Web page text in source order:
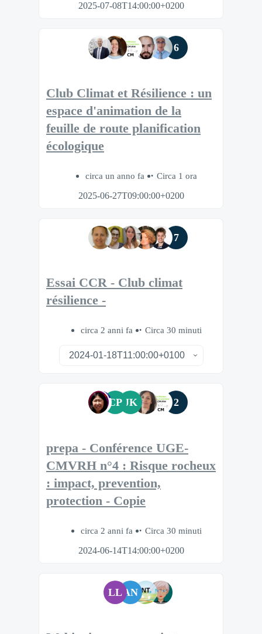
2025-07-08T14:00:00+0200
6
Club Climat et Résilience : un
espace d'animation de la
feuille de route planification
écologique
circa un anno fa
Circa 1 ora
2025-06-27T09:00:00+0200
7
Essai CCR - Club climat
résilience -
circa 2 anni fa Circa 30 minuti
CP JK 2
prepa - Conférence UGE-
CMVRH n°4 : Risque rocheux
: impact, prevention,
protection - Copie
circa 2 anni fa
Circa 30 minuti
2024-06-14T14:00:00+0200
LL AN